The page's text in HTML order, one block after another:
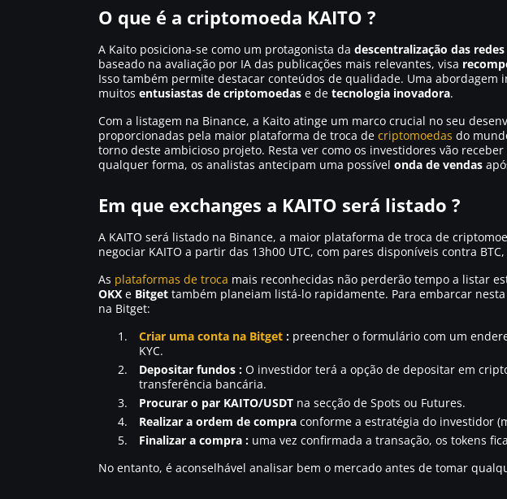
O que é a criptomoeda KAITO ?
A Kaito posiciona-se como um protagonista da descentralização das
baseado na avaliação por IA das publicações mais relevantes, visa
Isso também permite destacar conteúdos de qualidade. Uma
muitos entusiastas de criptomoedas e de tecnologia inovadora.
Com a listagem na Binance, a Kaito atinge um marco crucial no seu
proporcionadas pela maior plataforma de troca de criptomoedas do
torno deste ambicioso projeto. Resta ver como os investidores vão
qualquer forma, os analistas antecipam uma possível onda de vendas
Em que exchanges a KAITO será listado ?
A KAITO será listado na Binance, a maior plataforma de troca de
negociar KAITO a partir das 13h00 UTC, com pares disponíveis contra BTC,
As plataformas de troca mais reconhecidas não perderão tempo a listar
OKX e Bitget também planeiam listá-lo rapidamente. Para embarcar
na Bitget:
Criar uma conta na Bitget : preencher o formulário com um
KYC.
Depositar fundos : O investidor terá a opção de depositar em
transferência bancária.
Procurar o par KAITO/USDT na secção de Spots ou Futures.
Realizar a ordem de compra conforme a estratégia do investidor
Finalizar a compra : uma vez confirmada a transação, os tokens
No entanto, é aconselhável analisar bem o mercado antes de tomar